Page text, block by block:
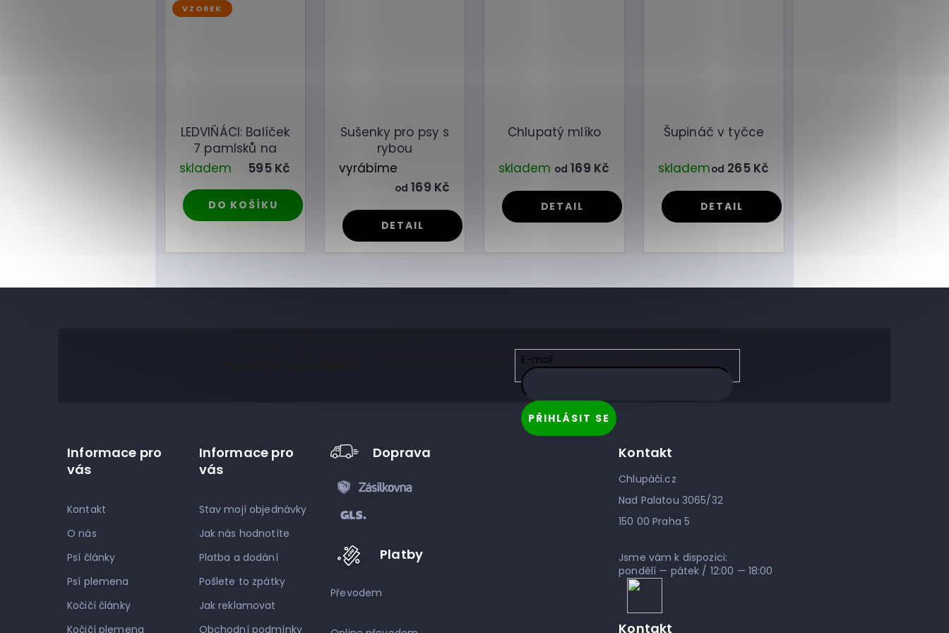
VZOREK
LEDVIŇÁCI: Balíček
7 pamlsků na
vyzkoušení
skladem 595 Kč
DO KOŠÍKU
Sušenky pro psy s
rybou
vyrábíme
od 169 Kč
DETAIL
Chlupatý mlíko
skladem od 169 Kč
DETAIL
Šupináč v tyčce
sklademod 265 Kč
DETAIL
E-mail
PŘIHLÁSIT SE
Informace pro
vás
Kontakt
O nás
Psí články
Psí plemena
Kočičí články
Kočičí plemena
Informace pro
vás
Stav mojí objednávky
Jak nás hodnotíte
Platba a dodání
Pošlete to zpátky
Jak reklamovat
Obchodní podmínky
Doprava
Platby
Převodem
Kontakt
Chlupáči.cz
Nad Palatou 3065/32
150 00 Praha 5
Jsme vám k dispozici:
pondělí — pátek / 12:00 — 18:00
Kontakt